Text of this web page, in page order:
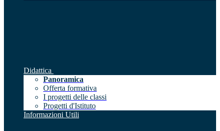
Didattica
Panoramica
Offerta formativa
I progetti delle classi
Progetti d'Istituto
Informazioni Utili